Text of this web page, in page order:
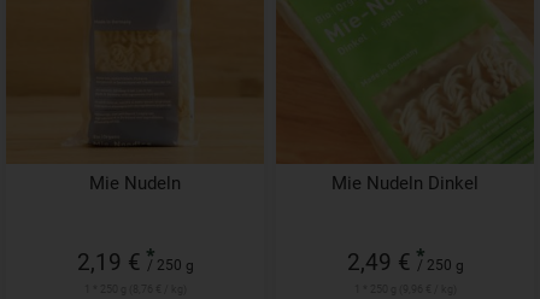
Mie Nudeln
2,19 € *
/ 250 g
Mie Nudeln Dinkel
2,49 € *
/ 250 g